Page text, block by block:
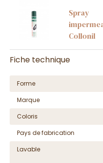
Spray
Collonil
Fiche technique
Forme
Marque
Coloris
Pays de fabrication
Lavable